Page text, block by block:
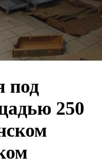
под
250